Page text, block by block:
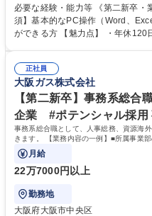
営事務局業務などにも幅広く携わっていただき
入力業務】 ・医師（会員）の住所
・年会費の徴収管理や入金データ
年休120日/デスクワーク中心で残業
必要な経験・能力等 《第二新卒・
須】基本的なPC操作（Word、
ができる方 【魅力点】 ・年休120日以上に加え、9時～17時の「実働7時
整、資料作成、当日の運営サポート 学歴・資格 学歴：大学院 大学 語学
力： 資格：
正社員
大阪ガス株式会社
【第二新卒】事務系総
企業 #ポテンシャル採用
事務系総合職として、人事総務、資源海
きます。 【業務内容の一例】■所属事業
門の企画スタッフ、ルート営業
月給
22万7000円以上
勤務地
大阪府大阪市中央区